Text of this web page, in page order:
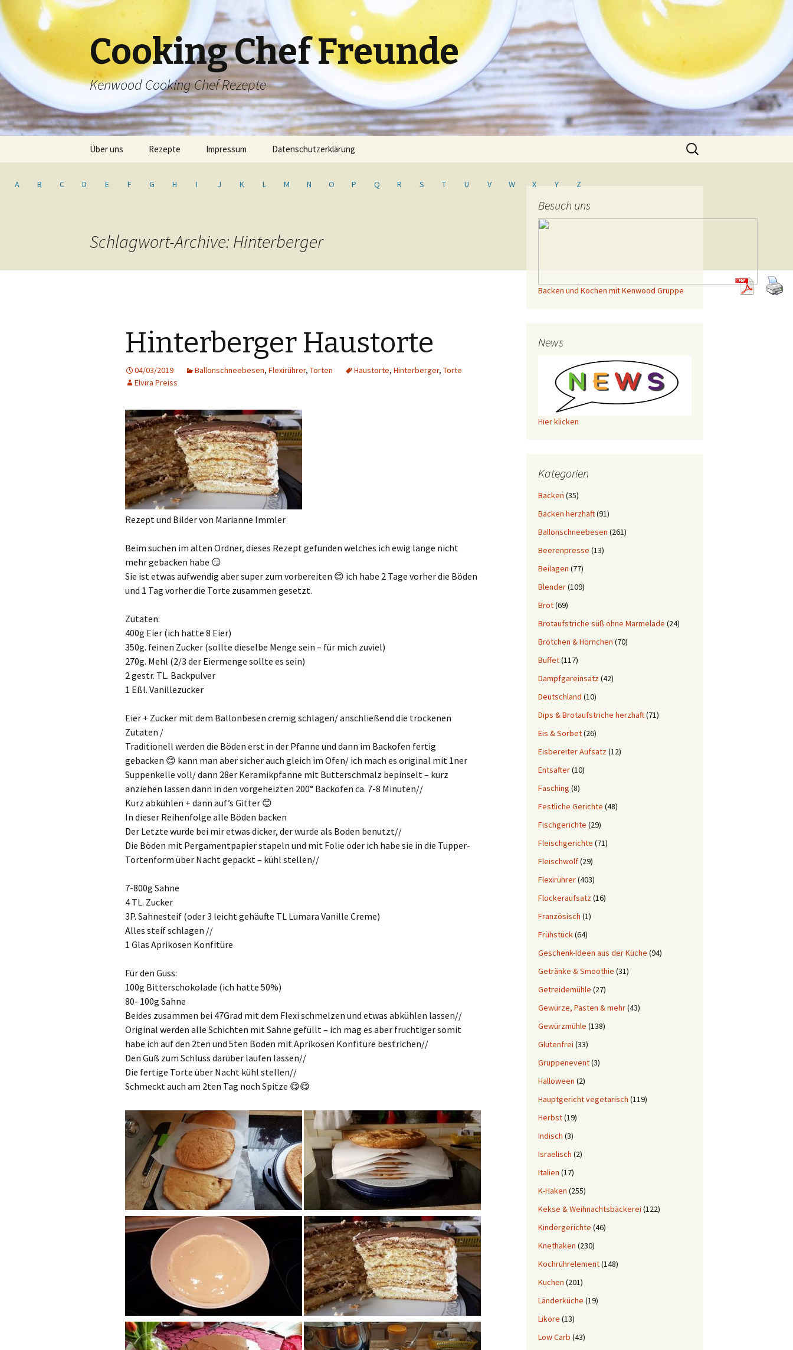
Cooking Chef Freunde
Kenwood Cooking Chef Rezepte
Springe
Über uns Rezepte Impressum Datenschutzerklärung
Suche
nach:
A B C D E F G H I J K L M N O P Q R S T U V W X Y Z
Schlagwort-Archive: Hinterberger
Hinterberger Haustorte
04/03/2019 Ballonschneebesen, Flexirührer, Torten Haustorte, Hinterberger, Torte
Elvira Preiss
Rezept und Bilder von Marianne Immler
Beim suchen im alten Ordner, dieses Rezept gefunden welches ich ewig lange nicht
mehr gebacken habe 😏
Sie ist etwas aufwendig aber super zum vorbereiten 😊 ich habe 2 Tage vorher die Böden
und 1 Tag vorher die Torte zusammen gesetzt.
Zutaten:
400g Eier (ich hatte 8 Eier)
350g. feinen Zucker (sollte dieselbe Menge sein – für mich zuviel)
270g. Mehl (2/3 der Eiermenge sollte es sein)
2 gestr. TL. Backpulver
1 Eßl. Vanillezucker
Eier + Zucker mit dem Ballonbesen cremig schlagen/ anschließend die trockenen
Zutaten /
Traditionell werden die Böden erst in der Pfanne und dann im Backofen fertig
gebacken 😊 kann man aber sicher auch gleich im Ofen/ ich mach es original mit 1ner
Suppenkelle voll/ dann 28er Keramikpfanne mit Butterschmalz bepinselt – kurz
anziehen lassen dann in den vorgeheizten 200° Backofen ca. 7-8 Minuten//
Kurz abkühlen + dann auf’s Gitter 😊
In dieser Reihenfolge alle Böden backen
Der Letzte wurde bei mir etwas dicker, der wurde als Boden benutzt//
Die Böden mit Pergamentpapier stapeln und mit Folie oder ich habe sie in die Tupper-
Tortenform über Nacht gepackt – kühl stellen//
7-800g Sahne
4 TL. Zucker
3P. Sahnesteif (oder 3 leicht gehäufte TL Lumara Vanille Creme)
Alles steif schlagen //
1 Glas Aprikosen Konfitüre
Für den Guss:
100g Bitterschokolade (ich hatte 50%)
80- 100g Sahne
Beides zusammen bei 47Grad mit dem Flexi schmelzen und etwas abkühlen lassen//
Original werden alle Schichten mit Sahne gefüllt – ich mag es aber fruchtiger somit
habe ich auf den 2ten und 5ten Boden mit Aprikosen Konfitüre bestrichen//
Den Guß zum Schluss darüber laufen lassen//
Die fertige Torte über Nacht kühl stellen//
Schmeckt auch am 2ten Tag noch Spitze 😋😋
Besuch uns
Backen und Kochen mit Kenwood Gruppe
News
Hier klicken
Kategorien
Backen (35)
Backen herzhaft(91)
Ballonschneebesen (261)
Beerenpresse (13)
Beilagen (77)
Blender(109)
Brot(69)
Brotaufstriche süß ohne Marmelade (24)
Brötchen & Hörnchen (70)
Buffet(117)
Dampfgareinsatz(42)
Deutschland (10)
Dips & Brotaufstriche herzhaft(71)
Eis & Sorbet(26)
Eisbereiter Aufsatz(12)
Entsafter(10)
Fasching (8)
Festliche Gerichte (48)
Fischgerichte (29)
Fleischgerichte (71)
Fleischwolf(29)
Flexirührer(403)
Flockeraufsatz(16)
Französisch (1)
Frühstück(64)
Geschenk-Ideen aus der Küche (94)
Getränke & Smoothie (31)
Getreidemühle (27)
Gewürze, Pasten & mehr(43)
Gewürzmühle (138)
Glutenfrei (33)
Gruppenevent(3)
Halloween (2)
Hauptgericht vegetarisch (119)
Herbst(19)
Indisch (3)
Israelisch (2)
Italien (17)
K-Haken (255)
Kekse & Weihnachtsbäckerei (122)
Kindergerichte (46)
Knethaken (230)
Kochrührelement(148)
Kuchen (201)
Länderküche (19)
Liköre (13)
Low Carb (43)